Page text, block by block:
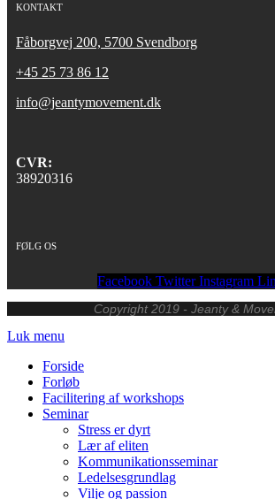
KONTAKT
Fåborgvej 200, 5700 Svendborg
+45 25 73 86 12
info@jeantymovement.dk
CVR:
38920316
FØLG OS
Facebook Twitter Instagram
Copyright 2019 - Jeanty &
Luk menu
Forside
Forløb
Facilitering af workshops
Seminar
Stress er dyrt
Lær af eliten
Kommunikationsseminar
Ledelsesgrundlag
Vilje og passion